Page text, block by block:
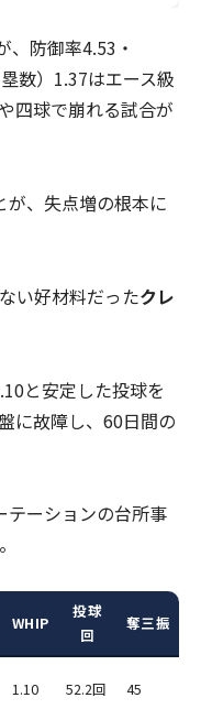
、防御率4.53・
数）1.37はエース級
四球で崩れる試合が
、失点増の根本に
い好材料だったクレ
と安定した投球を
に故障し、60日間の
テーションの台所事
WHIP
投球
回
奪三振
1.10 52.2回 45